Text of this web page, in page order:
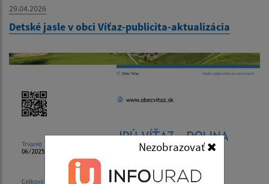
Nezobrazovať
29.04.2026
Detské jasle v obci Víťaz-publicita-aktualizácia